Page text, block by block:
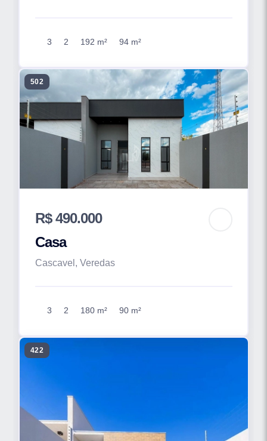
3 2 192 m² 94 m²
502
R$ 490.000
Casa
Cascavel, Veredas
3 2 180 m² 90 m²
422